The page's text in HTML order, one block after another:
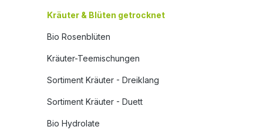
Kräuter & Blüten getrocknet
Bio Rosenblüten
Kräuter-Teemischungen
Sortiment Kräuter - Dreiklang
Sortiment Kräuter - Duett
Bio Hydrolate